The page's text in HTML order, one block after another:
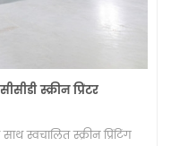
स्क्रीन प्रिंटर
स्वचालित स्क्रीन प्रिंटिंग